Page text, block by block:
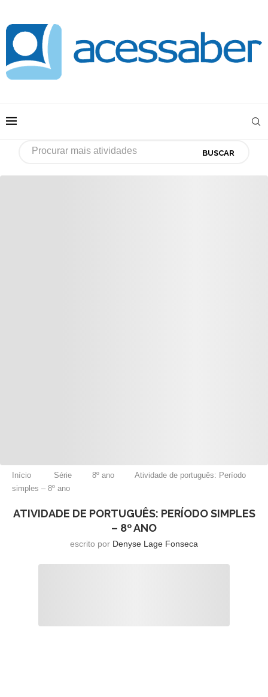
BUSCAR
Início Série 8º ano
Atividade de português: Período
simples – 8º ano
ATIVIDADE DE PORTUGUÊS: PERÍODO SIMPLES
– 8º ANO
escrito por Denyse Lage Fonseca